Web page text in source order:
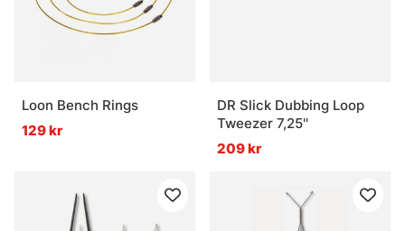
Loon Bench Rings
129 kr
DR Slick Dubbing Loop
Tweezer 7,25''
209 kr